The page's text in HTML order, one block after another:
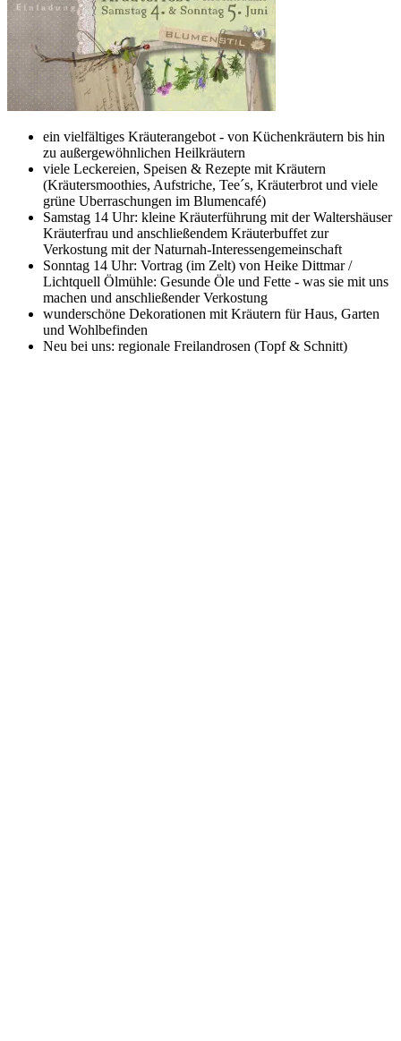
ein vielfältiges Kräuterangebot - von Küchenkräutern bis hin
zu außergewöhnlichen Heilkräutern
viele Leckereien, Speisen & Rezepte mit Kräutern
(Kräutersmoothies, Aufstriche, Tee´s, Kräuterbrot und viele
grüne Uberraschungen im Blumencafé)
Samstag 14 Uhr: kleine Kräuterführung mit der Waltershäuser
Kräuterfrau und anschließendem Kräuterbuffet zur
Verkostung mit der Naturnah-Interessengemeinschaft
Sonntag 14 Uhr: Vortrag (im Zelt) von Heike Dittmar /
Lichtquell Ölmühle: Gesunde Öle und Fette - was sie mit uns
machen und anschließender Verkostung
wunderschöne Dekorationen mit Kräutern für Haus, Garten
und Wohlbefinden
Neu bei uns: regionale Freilandrosen (Topf & Schnitt)